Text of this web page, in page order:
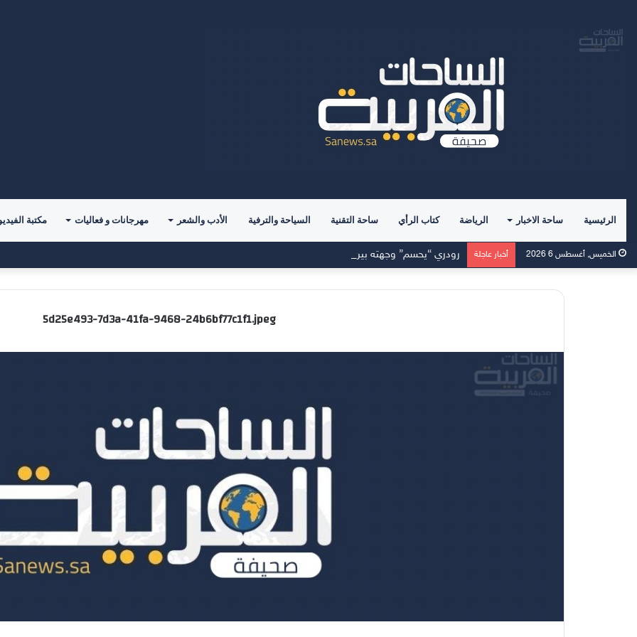
الرئيسية ساحة الاخبار الرياضة كتاب الرأي ساحة التقنية السياحة والترفية الأدب والشعر مهرجانات و فعاليات مكتبة
الخميس, أغسطس 6 2026 أخبار عاجلة رودري “يحسم” وجهته بين برشلونة وريال مدريد
5d25e493-7d3a-41fa-9468-24b6bf77c1f1.jpeg